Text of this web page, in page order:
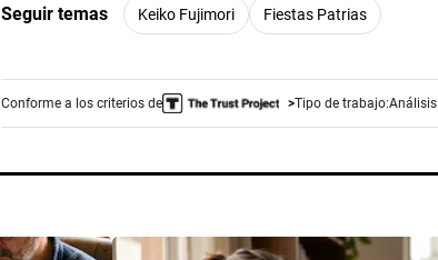
Seguir temas Keiko Fujimori Fiestas Patrias
Conforme a los criterios de Tipo de trabajo:Análisis